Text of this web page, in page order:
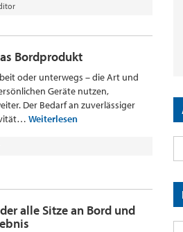
Bordprodukt
oder unterwegs – die Art und
Geräte nutzen,
Der Bedarf an zuverlässiger
Weiterlesen
alle Sitze an Bord und